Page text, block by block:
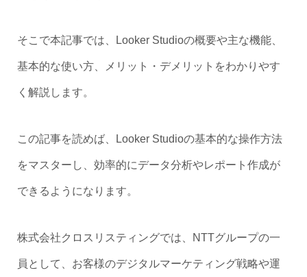
そこで本記事では、Looker Studioの概要や主な機能、
基本的な使い方、メリット・デメリットをわかりやす
く解説します。
この記事を読めば、Looker Studioの基本的な操作方法
をマスターし、効率的にデータ分析やレポート作成が
できるようになります。
株式会社クロスリスティングでは、NTTグループの一
員として、お客様のデジタルマーケティング戦略や運